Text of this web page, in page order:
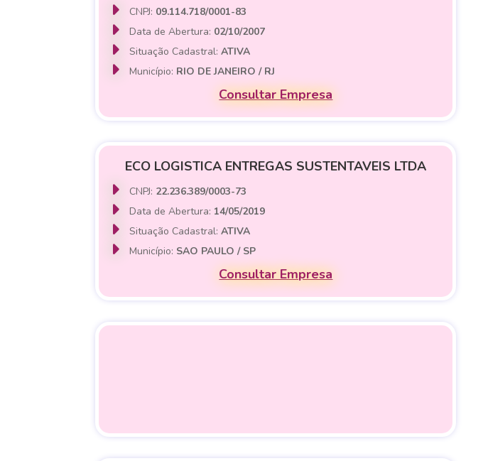
CNPJ: 09.114.718/0001-83
Data de Abertura: 02/10/2007
Situação Cadastral:ATIVA
Município: RIO DE JANEIRO / RJ
Consultar Empresa
ECO LOGISTICA ENTREGAS SUSTENTAVEIS LTDA
CNPJ: 22.236.389/0003-73
Data de Abertura: 14/05/2019
Situação Cadastral:ATIVA
Município: SAO PAULO / SP
Consultar Empresa